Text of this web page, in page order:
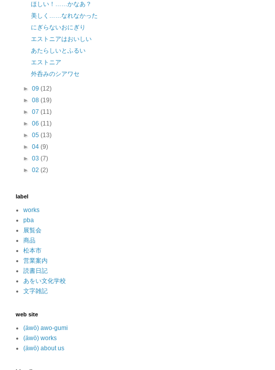
ほしい！……かなあ？
美しく……なれなかった
にぎらないおにぎり
エストニアはおいしい
あたらしいとふるい
エストニア
外呑みのシアワセ
►09(12)
►08(19)
►07(11)
►06(11)
►05(13)
►04(9)
►03(7)
►02(2)
label
works
pba
展覧会
商品
松本市
営業案内
読書日記
あをい文化学校
文字雑記
web site
(äwö) awo-gumi
(äwö) works
(äwö) about us